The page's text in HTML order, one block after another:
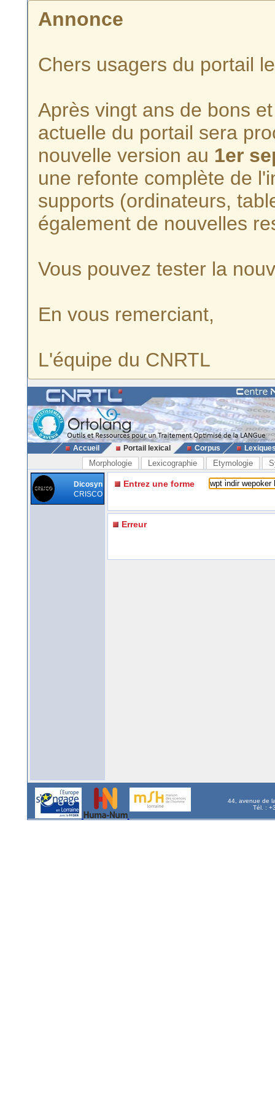
Annonce
Chers usagers du portail
Après vingt ans de bons
actuelle du portail sera
nouvelle version au 1er
une refonte complète de
supports (ordinateurs,
également de nouvelles
Vous pouvez tester la
En vous remerciant,
L'équipe du CNRTL
Accueil Portail lexical Corpus
Morphologie Lexicographie Etymologie
Dicosyn
CRISCO
Entrez une forme
Erreur
44, avenue de
Tél. :